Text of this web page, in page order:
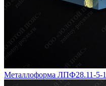
Металлоформа ЛПФ28.11-5-1